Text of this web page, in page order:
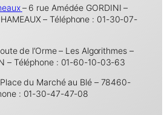
– 6 rue Amédée GORDINI –
– Téléphone : 01-30-07-
de l’Orme – Les Algorithmes –
– Téléphone : 01-60-10-03-63
du Marché au Blé – 78460-
: 01-30-47-47-08